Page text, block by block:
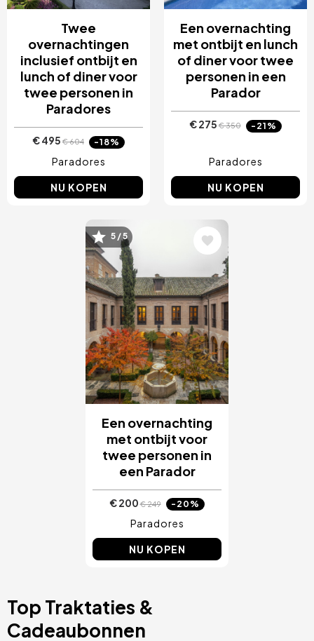
Twee
overnachtingen
inclusief ontbijt en
lunch of diner voor
twee personen in
Paradores
€ 495€ 604 -18%
Paradores
NU KOPEN
Een overnachting
met ontbijt en lunch
of diner voor twee
personen in een
Parador
€ 275€ 350 -21%
Paradores
NU KOPEN
Afbeelding
5 / 5
Een overnachting
met ontbijt voor
twee personen in
een Parador
€ 200€ 249 -20%
Paradores
NU KOPEN
Top Traktaties &
Cadeaubonnen